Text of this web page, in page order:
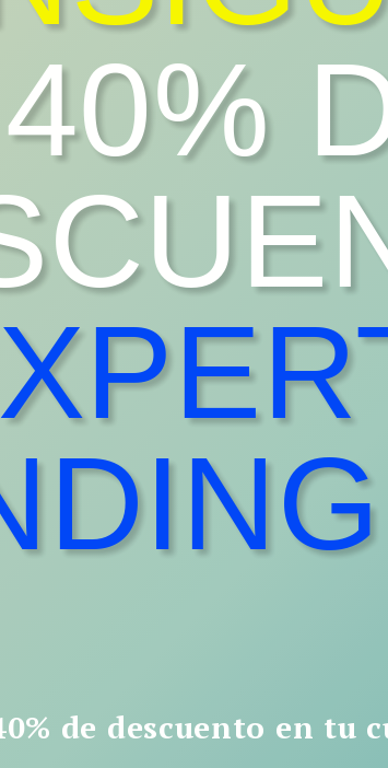
40%
de descuento en tu